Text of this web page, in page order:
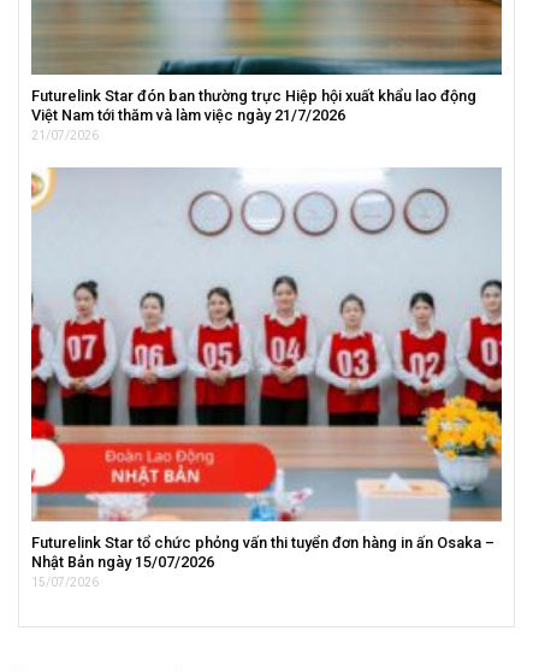
Futurelink Star đón ban thường trực Hiệp hội xuất khẩu lao động
Việt Nam tới thăm và làm việc ngày 21/7/2026
21/07/2026
Futurelink Star tổ chức phỏng vấn thi tuyển đơn hàng in ấn Osaka –
Nhật Bản ngày 15/07/2026
15/07/2026